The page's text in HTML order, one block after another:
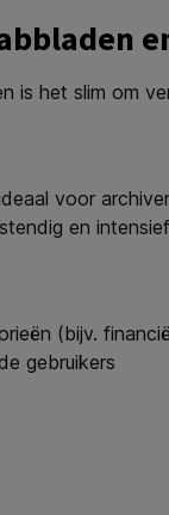
is het slim om
voor
en
(bijv.
gebruikers